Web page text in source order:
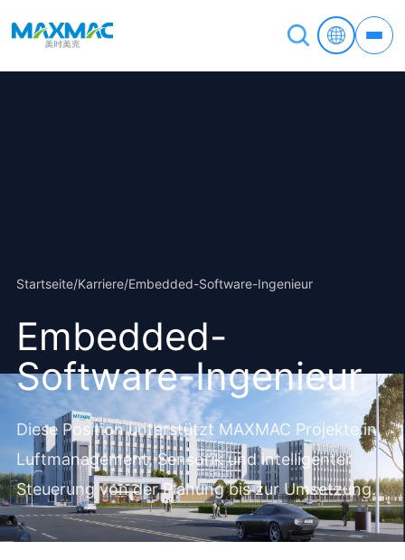
Startseite/Karriere/Embedded-Software-Ingenieur
Embedded-
Software-Ingenieur
Diese Position unterstützt MAXMAC Projekte in
Luftmanagement, Sensorik und intelligenter
Steuerung von der Planung bis zur Umsetzung.